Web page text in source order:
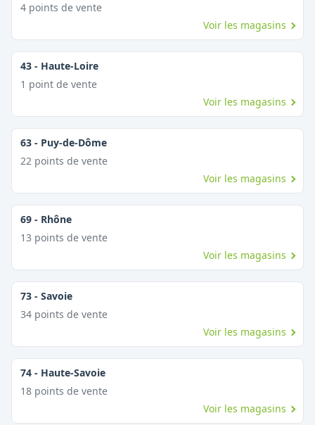
4 points de vente
Voir les magasins
43 - Haute-Loire
1 point de vente
Voir les magasins
63 - Puy-de-Dôme
22 points de vente
Voir les magasins
69 - Rhône
13 points de vente
Voir les magasins
73 - Savoie
34 points de vente
Voir les magasins
74 - Haute-Savoie
18 points de vente
Voir les magasins